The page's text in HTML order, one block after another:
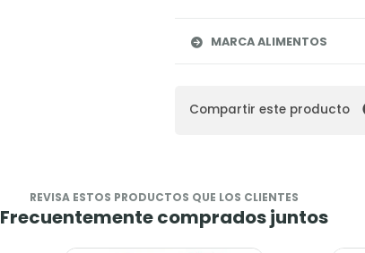
MARCA ALIMENTOS
Compartir este producto
REVISA ESTOS PRODUCTOS QUE LOS CLIENTES
Frecuentemente comprados juntos